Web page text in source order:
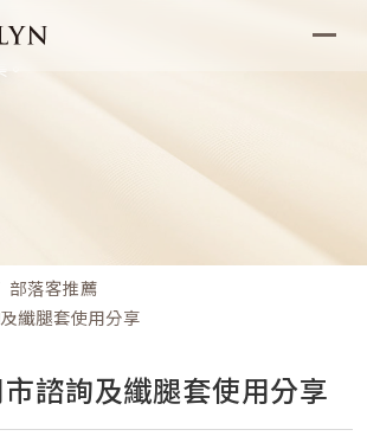
部落客推薦
纖腿套使用分享
諮詢及纖腿套使用分享